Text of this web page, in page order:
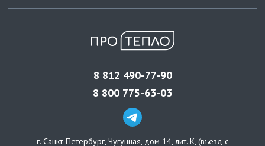
8 812 490-77-90
8 800 775-63-03
г. Санкт-Петербург, Чугунная, дом 14, лит. К, (въезд с